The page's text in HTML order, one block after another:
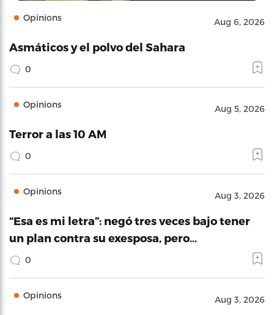
Opinions Aug 6, 2026
Asmáticos y el polvo del Sahara
0
Opinions Aug 5, 2026
Terror a las 10 AM
0
Opinions Aug 3, 2026
“Esa es mi letra”: negó tres veces bajo tener
un plan contra su exesposa, pero…
0
Opinions Aug 3, 2026